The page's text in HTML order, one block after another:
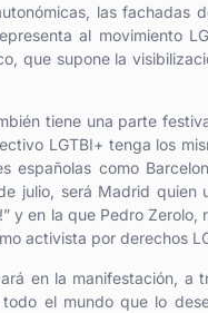
las
al movimiento
que supone la
tiene una parte
LGTBI+ tenga los
españolas como
julio, será Madrid
y en la que Pedro
activista por derechos
en la manifestación,
el mundo que lo